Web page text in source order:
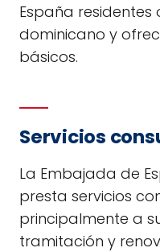
España residentes
dominicano y
básicos.
Servicios
La Embajada de
presta servicios
principalmente a
tramitación y